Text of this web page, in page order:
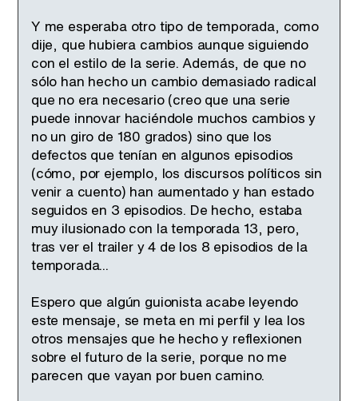
Y me esperaba otro tipo de temporada, como
dije, que hubiera cambios aunque siguiendo
con el estilo de la serie. Además, de que no
sólo han hecho un cambio demasiado radical
que no era necesario (creo que una serie
puede innovar haciéndole muchos cambios y
no un giro de 180 grados) sino que los
defectos que tenían en algunos episodios
(cómo, por ejemplo, los discursos políticos sin
venir a cuento) han aumentado y han estado
seguidos en 3 episodios. De hecho, estaba
muy ilusionado con la temporada 13, pero,
tras ver el trailer y 4 de los 8 episodios de la
temporada...
Espero que algún guionista acabe leyendo
este mensaje, se meta en mi perfil y lea los
otros mensajes que he hecho y reflexionen
sobre el futuro de la serie, porque no me
parecen que vayan por buen camino.